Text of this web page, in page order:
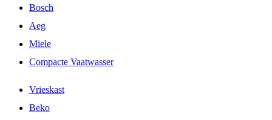
Bosch
Aeg
Miele
Compacte Vaatwasser
Vrieskast
Beko